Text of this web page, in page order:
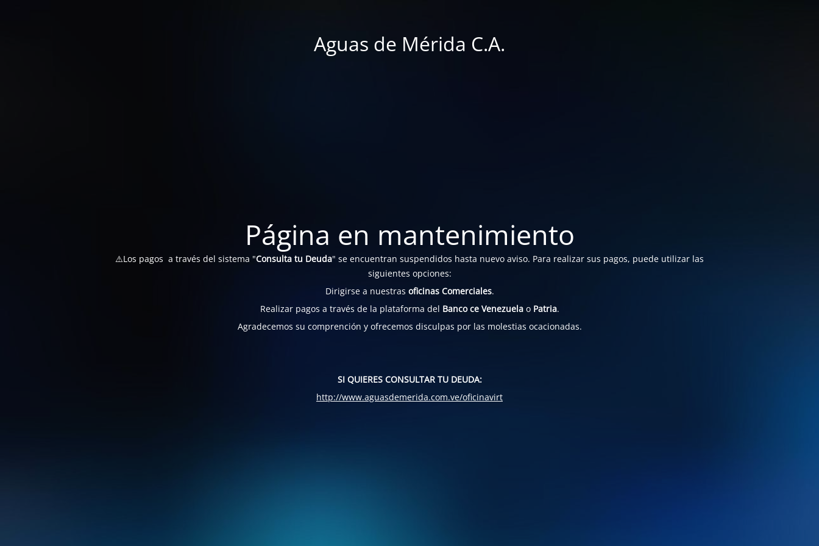
Aguas de Mérida C.A.
Página en mantenimiento
⚠️Los pagos a través del sistema "Consulta tu Deuda" se encuentran suspendidos hasta nuevo aviso. Para realizar sus pagos, puede utilizar las
siguientes opciones:
Dirigirse a nuestras oficinas Comerciales.
Realizar pagos a través de la plataforma del Banco ce Venezuelao Patria.
Agradecemos su comprención y ofrecemos disculpas por las molestias ocacionadas.
SI QUIERES CONSULTAR TU DEUDA:
http://www.aguasdemerida.com.ve/oficinavirt